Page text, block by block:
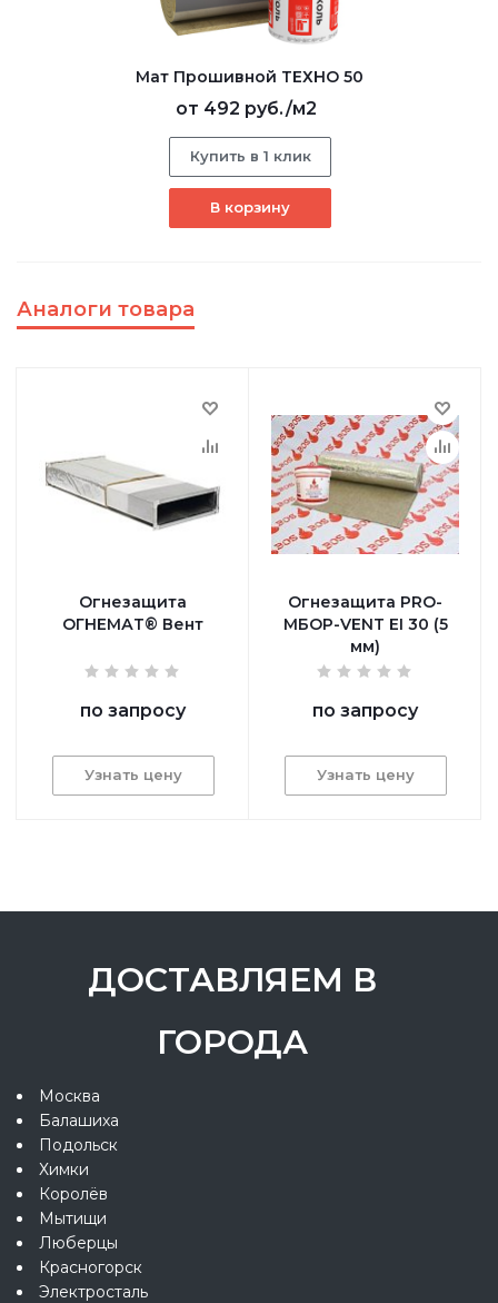
Мат Прошивной ТЕХНО 50
от 492 руб./м2
Купить в 1 клик
В корзину
Аналоги товара
Огнезащита
ОГНЕМАТ® Вент
по запросу
Узнать цену
Огнезащита PRO-
МБОР-VENT EI 30 (5
мм)
по запросу
Узнать цену
ДОСТАВЛЯЕМ В
ГОРОДА
Москва
Балашиха
Подольск
Химки
Королёв
Мытищи
Люберцы
Красногорск
Электросталь